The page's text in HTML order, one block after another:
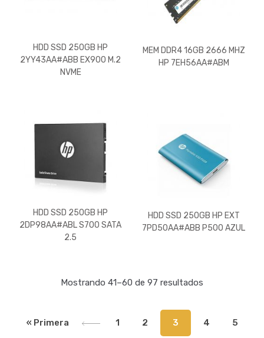
HDD SSD 250GB HP
2YY43AA#ABB EX900 M.2
NVME
MEM DDR4 16GB 2666 MHZ
HP 7EH56AA#ABM
HDD SSD 250GB HP
2DP98AA#ABL S700 SATA
2.5
HDD SSD 250GB HP EXT
7PD50AA#ABB P500 AZUL
Mostrando 41–60 de 97 resultados
« Primera 1 2 3 4 5